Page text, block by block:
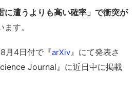
に遭うよりも高い確率」で衝突が
す。
月4日付で『arXiv 』にて発表さ
Journal』に近日中に掲載